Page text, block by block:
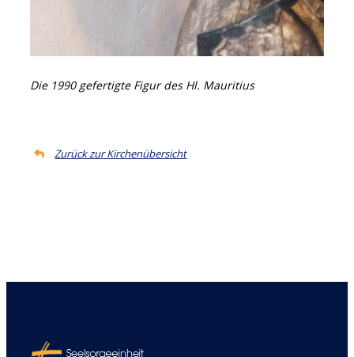
Die 1990 gefertigte Figur des Hl. Mauritius
Zurück zur Kirchenübersicht